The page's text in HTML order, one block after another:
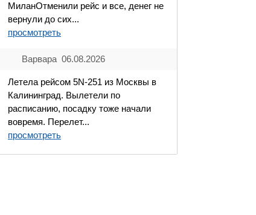
МиланОтменили рейс и все, денег не
вернули до сих...
просмотреть
Варвара 06.08.2026
Летела рейсом 5N-251 из Москвы в
Калининград. Вылетели по
расписанию, посадку тоже начали
вовремя. Перелет...
просмотреть